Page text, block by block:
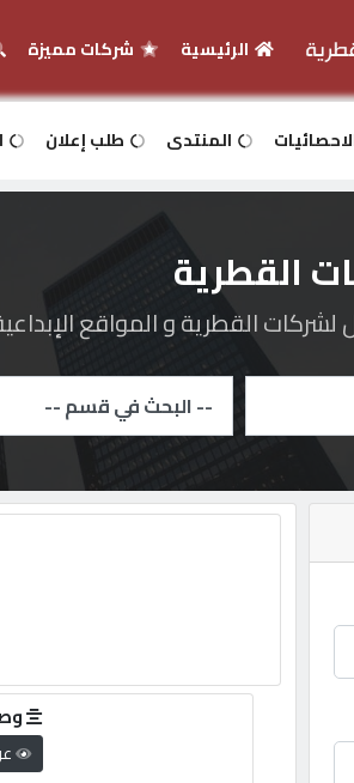
الرئيسية شركات مميزة
المنتدى طلب إعلان
القطرية
القطرية و المواقع